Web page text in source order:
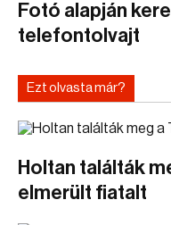
Fotó alapján
telefontolvajt
Ezt olvasta már?
Holtan találták
elmerült fiatalt